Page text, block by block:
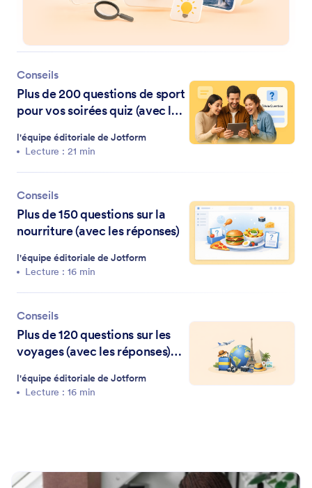
Conseils
Plus de 200 questions de sport
pour vos soirées quiz (avec les
l'équipe éditoriale de Jotform
Lecture : 21 min
Conseils
Plus de 150 questions sur la
nourriture (avec les réponses)
l'équipe éditoriale de Jotform
Lecture : 16 min
Conseils
Plus de 120 questions sur les
voyages (avec les réponses)
l'équipe éditoriale de Jotform
Lecture : 16 min